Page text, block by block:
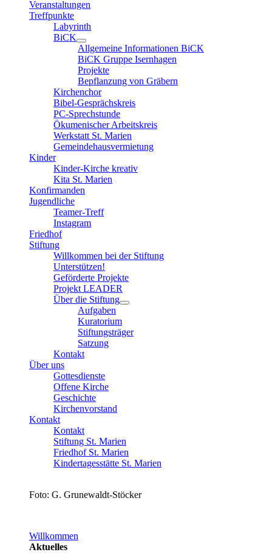
Veranstaltungen
Treffpunkte
Labyrinth
BiCK
Allgemeine Informationen BiCK
BiCK Gruppe Isernhagen
Projekte
Bepflanzung von Gräbern
Kirchenchor
Bibel-Gesprächskreis
PC-Sprechstunde
Ökumenischer Arbeitskreis
Werkstatt St. Marien
Gemeindehausvermietung
Kinder
Kinder-Kirche kreativ
Kita St. Marien
Konfirmanden
Jugendliche
Teamer-Treff
Instagram
Friedhof
Stiftung
Willkommen bei der Stiftung
Unterstützen!
Geförderte Projekte
Projekt LEADER
Über die Stiftung
Aufgaben
Kuratorium
Stiftungsträger
Satzung
Kontakt
Über uns
Gottesdienste
Offene Kirche
Geschichte
Kirchenvorstand
Kontakt
Kontakt
Stiftung St. Marien
Friedhof St. Marien
Kindertagesstätte St. Marien
Foto: G. Grunewaldt-Stöcker
Willkommen
Aktuelles